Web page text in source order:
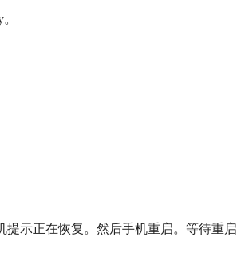
提示正在恢复。然后手机重启。等待重启